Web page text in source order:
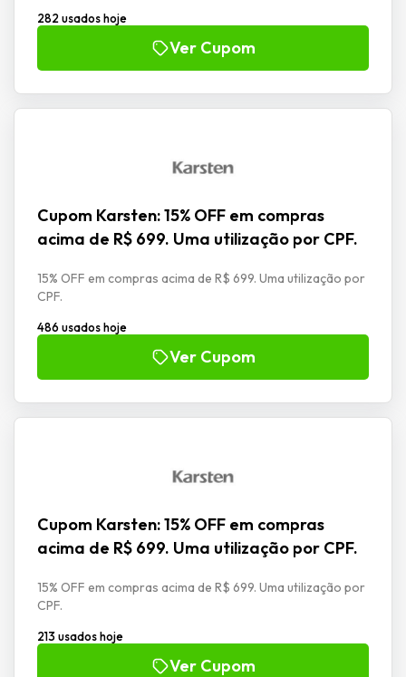
282 usados hoje
Ver Cupom
Cupom Karsten: 15% OFF em compras
acima de R$ 699. Uma utilização por CPF.
15% OFF em compras acima de R$ 699. Uma utilização por
CPF.
486 usados hoje
Ver Cupom
Cupom Karsten: 15% OFF em compras
acima de R$ 699. Uma utilização por CPF.
15% OFF em compras acima de R$ 699. Uma utilização por
CPF.
213 usados hoje
Ver Cupom